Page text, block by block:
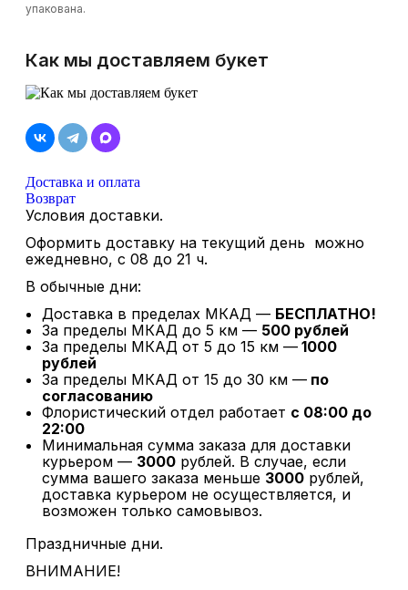
упакована.
Как мы доставляем букет
Доставка и оплата
Возврат
Условия доставки.
Оформить доставку на текущий день можно
ежедневно, с 08 до 21 ч.
В обычные дни:
Доставка в пределах МКАД — БЕСПЛАТНО!
За пределы МКАД до 5 км — 500 рублей
За пределы МКАД от 5 до 15 км —1000
рублей
За пределы МКАД от 15 до 30 км —по
согласованию
Флористический отдел работает с 08:00 до
22:00
Минимальная сумма заказа для доставки
курьером — 3000рублей. В случае, если
сумма вашего заказа меньше 3000рублей,
доставка курьером не осуществляется, и
возможен только самовывоз.
Праздничные дни.
ВНИМАНИЕ!